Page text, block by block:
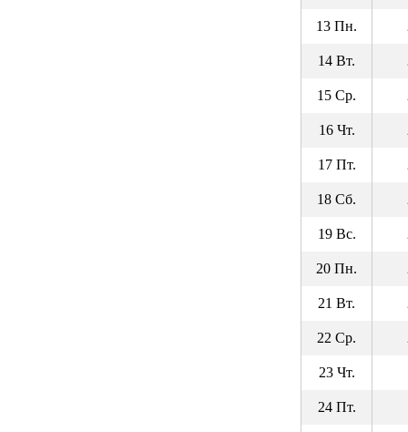
13 Пн.
14 Вт.
15 Ср.
16 Чт.
17 Пт.
18 Сб.
19 Вс.
20 Пн.
21 Вт.
22 Ср.
23 Чт.
24 Пт.